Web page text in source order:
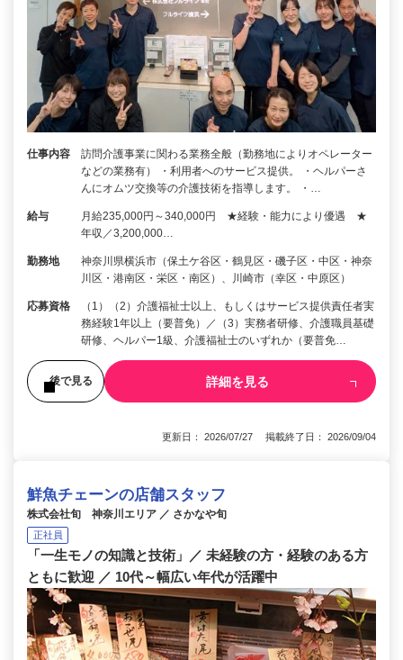
仕事内容
訪問介護事業に関わる業務全般（勤務地によりオペレーター
などの業務有） ・利用者へのサービス提供。 ・ヘルパーさ
んにオムツ交換等の介護技術を指導します。 ・…
給与
月給235,000円～340,000円 ★経験・能力により優遇 ★
年収／3,200,000…
勤務地
神奈川県横浜市（保土ケ谷区・鶴見区・磯子区・中区・神奈
川区・港南区・栄区・南区）、川崎市（幸区・中原区）
応募資格
（1）（2）介護福祉士以上、もしくはサービス提供責任者実
務経験1年以上（要普免）／（3）実務者研修、介護職員基礎
研修、ヘルパー1級、介護福祉士のいずれか（要普免…
後で見る 詳細を見る
更新日： 2026/07/27 掲載終了日： 2026/09/04
鮮魚チェーンの店舗スタッフ
株式会社旬 神奈川エリア ／ さかなや旬
正社員
「一生モノの知識と技術」／ 未経験の方・経験のある方
ともに歓迎 ／ 10代～幅広い年代が活躍中